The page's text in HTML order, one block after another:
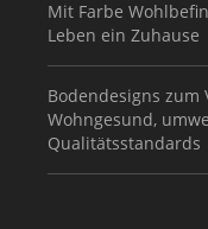
Mit Farbe
Leben ein Zuhause
Bodendesigns
Wohngesund,
Qualitätsstandards